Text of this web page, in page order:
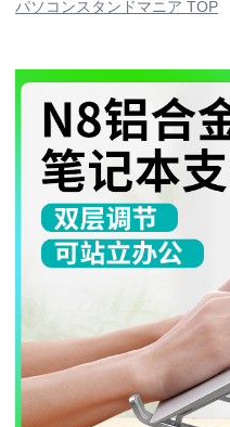
パソコンスタンドマニア TOP